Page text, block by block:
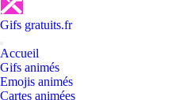
Gifs gratuits.fr
Accueil
Gifs animés
Emojis animés
Cartes animées